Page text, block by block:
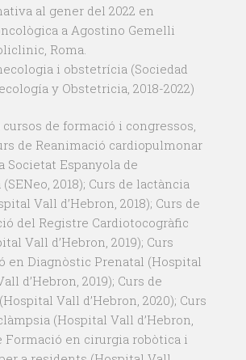
al gener del 2022 en
a Agostino Gemelli
Roma.
i obstetrícia (Sociedad
y Obstetricia, 2018-2022)
de formació i congressos,
de Reanimació cardiopulmonar
Societat Espanyola de
2018); Curs de lactància
Vall d’Hebron, 2018); Curs de
del Registre Cardiotocogràfic
Vall d’Hebron, 2019); Curs
en Diagnòstic Prenatal (Hospital
d’Hebron, 2019); Curs de
Vall d’Hebron, 2020); Curs
(Hospital Vall d’Hebron,
Formació en cirurgia robòtica i